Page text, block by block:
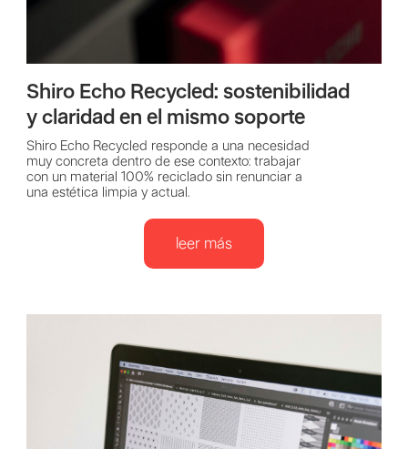
Shiro Echo Recycled: sostenibilidad
y claridad en el mismo soporte
Shiro Echo Recycled responde a una necesidad
muy concreta dentro de ese contexto: trabajar
con un material 100% reciclado sin renunciar a
una estética limpia y actual.
leer más